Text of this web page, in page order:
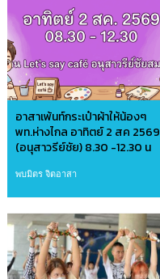
อาสาเพ้นท์กระเป๋าผ้าให้น้องๆ
พท.ห่างไกล อาทิตย์ 2 สค 2569
(อนุสาวรีย์ชัย) 8.30 -12.30 น
พบมิตร จิตอาสา